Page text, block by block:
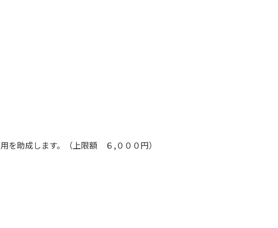
を助成します。（上限額 ６,０００円）